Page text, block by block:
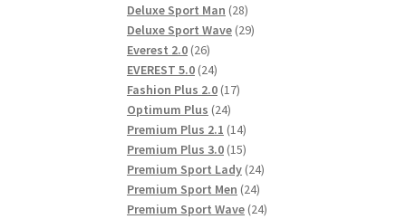
Deluxe Sport Man 2828
Produkte
Deluxe Sport Wave 2929
Everest 2.0 2626
Produkte
EVEREST 5.0 2424
Produkte
Fashion Plus 2.0 1717
Optimum Plus 2424
Produkte
Premium Plus 2.1 1414
Produkte
Premium Plus 3.0 1515
Produkte
Premium Sport Lady 2424
Premium Sport Men 2424
Produkte
Premium Sport Wave 2424